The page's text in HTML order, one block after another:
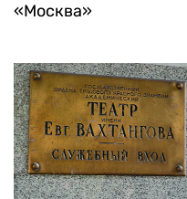
«Москва»